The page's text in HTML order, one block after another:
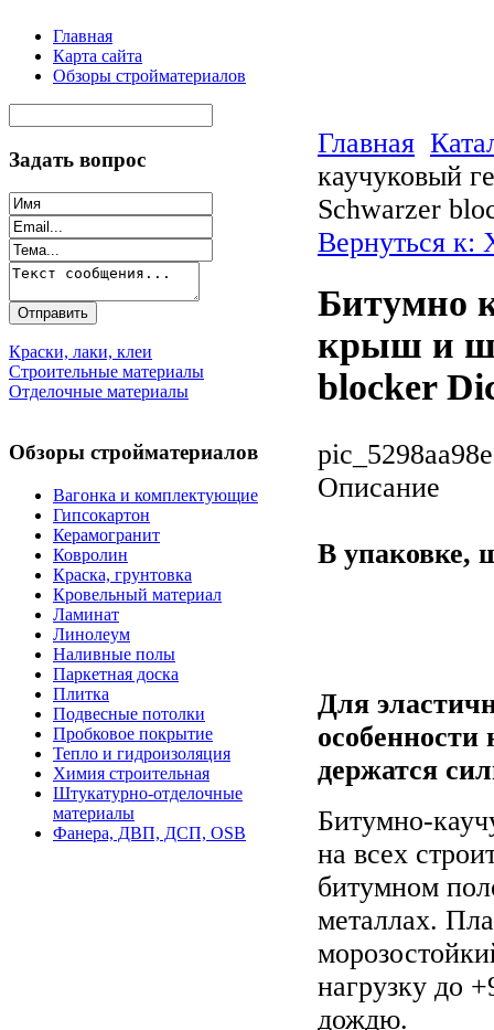
Главная
Карта сайта
Обзоры стройматериалов
Задать вопрос
Краски, лаки, клеи
Строительные материалы
Отделочные материалы
Обзоры стройматериалов
Вагонка и комплектующие
Гипсокартон
Керамогранит
Ковролин
Краска, грунтовка
Кровельный материал
Ламинат
Линолеум
Наливные полы
Паркетная доска
Плитка
Подвесные потолки
Пробковое покрытие
Тепло и гидроизоляция
Химия строительная
Штукатурно-отделочные
материалы
Фанера, ДВП, ДСП, OSB
Главная
каучуковый
Schwarzer
Вернуться к:
Битумно
крыш и
blocker
Описание
В упаковке,
Для
держатся
Битумно-
на всех
битумном
металлах.
нагрузку до
дождю.